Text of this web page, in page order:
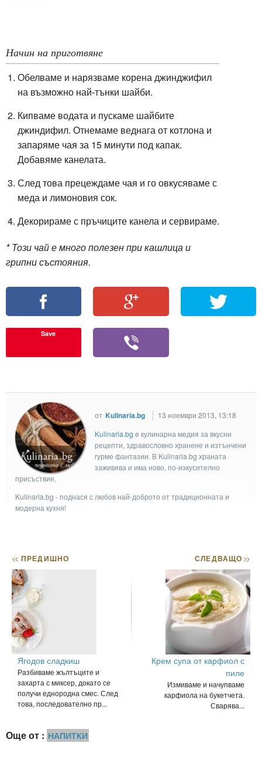
Начин на приготвяне
Обелваме и нарязваме корена джинджифил
на възможно най-тънки шайби.
Кипваме водата и пускаме шайбите
джиндифил. Отнемаме веднага от котлона и
запаряме чая за 15 минути под капак.
Добавяме канелата.
След това прецеждаме чая и го овкусяваме с
меда и лимоновия сок.
Декорираме с пръчиците канела и сервираме.
* Този чай е много полезен при кашлица и
грипни състояния.
Save
от Kulinaria.bg
13 ноември 2013, 13:18
Kulinaria.bg e кулинарна медия за вкусни
рецепти, здравословно хранене и изтънчени
гурме фантазии. В Kulinaria.bg храната
заживява и има ново, по-изкусително
присъствие.
Kulinaria.bg - поднася с любов най-доброто от традиционната и
модерна кухня!
<< ПРЕДИШНО
Ягодов сладкиш
Разбиваме жълтъците и
захарта с миксер, докато се
получи еднородна смес. След
това, последователно пр...
СЛЕДВАЩО>>
Крем супа от карфиол с
пиле
Измиваме и начупваме
карфиола на букетчета.
Сварява...
Още от : НАПИТКИ